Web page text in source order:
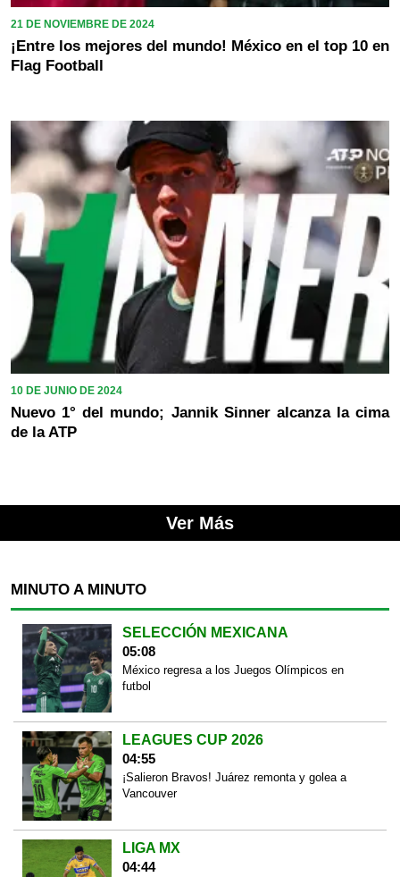
21 DE NOVIEMBRE DE 2024
¡Entre los mejores del mundo! México en el top 10 en
Flag Football
10 DE JUNIO DE 2024
Nuevo 1° del mundo; Jannik Sinner alcanza la cima
de la ATP
Ver Más
MINUTO A MINUTO
SELECCIÓN MEXICANA
05:08
México regresa a los Juegos Olímpicos en
futbol
LEAGUES CUP 2026
04:55
¡Salieron Bravos! Juárez remonta y golea a
Vancouver
LIGA MX
04:44